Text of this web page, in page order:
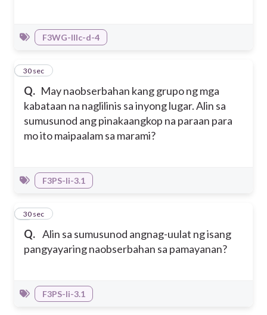
F3WG-IIIc-d-4
Q. May naobserbahan kang grupo ng mga
kabataan na naglilinis sa inyong lugar. Alin sa
sumusunod ang pinakaangkop na paraan para
mo ito maipaalam sa marami?
5
30 sec
F3PS-Ii-3.1
Q. Alin sa sumusunod angnag-uulat ng isang
pangyayaring naobserbahan sa pamayanan?
6
30 sec
F3PS-Ii-3.1